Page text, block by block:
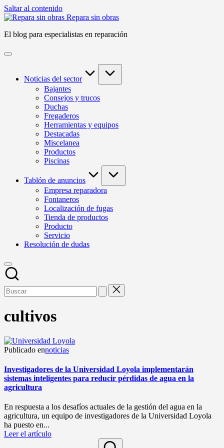
Saltar al contenido
Repara sin obras
El blog para especialistas en reparación
Noticias del sector
Bajantes
Consejos y trucos
Duchas
Fregaderos
Herramientas y equipos
Destacadas
Miscelanea
Productos
Piscinas
Tablón de anuncios
Empresa reparadora
Fontaneros
Localización de fugas
Tienda de productos
Producto
Servicio
Resolución de dudas
cultivos
Publicado ennoticias
Investigadores de la Universidad Loyola implementarán
sistemas inteligentes para reducir pérdidas de agua en la
agricultura
En respuesta a los desafíos actuales de la gestión del agua en la
agricultura, un equipo de investigadores de la Universidad Loyola
ha puesto en...
Leer el artículo